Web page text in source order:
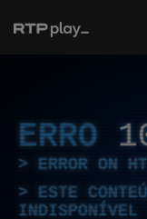
ERRO
ERROR ON
ESTE
INDISPONÍVEL